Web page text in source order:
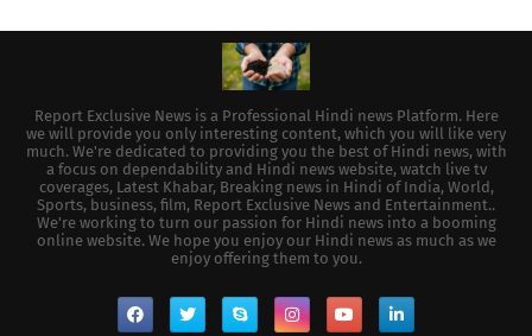
Report Exclusive News is a Professional Hindi news Platform. Here
we will provide you only interesting content, which you will like very
much. We're dedicated to providing you the best of Hindi news, with
a focus on dependability and Hindi news website, watch live tv
coverages, Latest Khabar, Breaking news in Hindi of India, World,
Sports, business, film, Report Exclusive News and Entertainment..
We're working to turn our passion for Hindi news into a booming
online website. We hope you enjoy our Hindi news as much as we
enjoy offering them to you.